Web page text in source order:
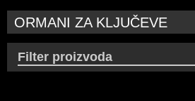
ORMANI ZA KLJUČEVE
Filter proizvoda